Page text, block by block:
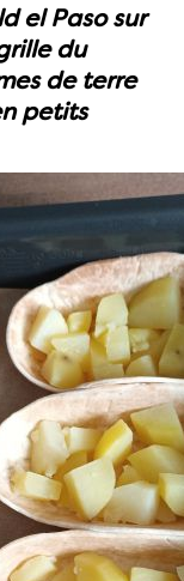
el Paso sur
du
de terre
petits